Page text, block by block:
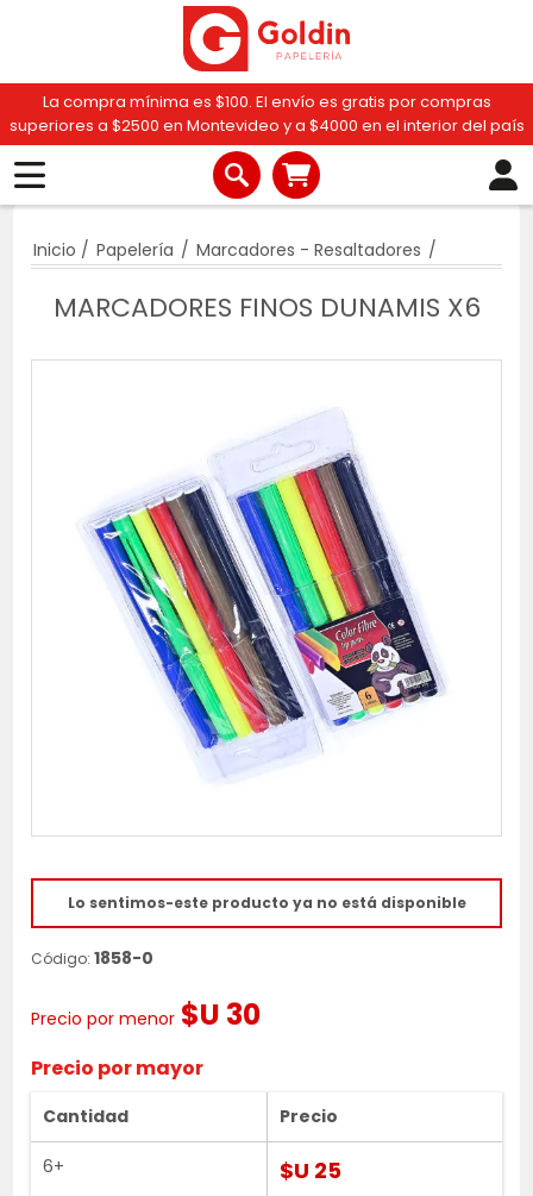
La compra mínima es $100. El envío es gratis por compras
superiores a $2500 en Montevideo y a $4000 en el interior del país
Inicio / Papelería / Marcadores - Resaltadores /
MARCADORES FINOS DUNAMIS X6
Lo sentimos-este producto ya no está disponible
Código: 1858-0
Precio por menor $U 30
Precio por mayor
Cantidad
6+
Precio
$U 25